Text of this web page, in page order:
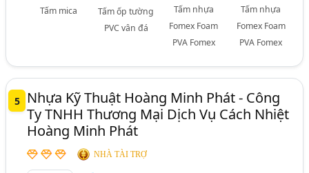
Tấm mica
Tấm ốp tường
PVC vân đá
Tấm nhựa
Fomex Foam
PVA Fomex
Tấm nhựa
Fomex Foam
PVA Fomex
5
Nhựa Kỹ Thuật Hoàng Minh Phát - Công
Ty TNHH Thương Mại Dịch Vụ Cách Nhiệt
Hoàng Minh Phát
NHÀ TÀI TRỢ